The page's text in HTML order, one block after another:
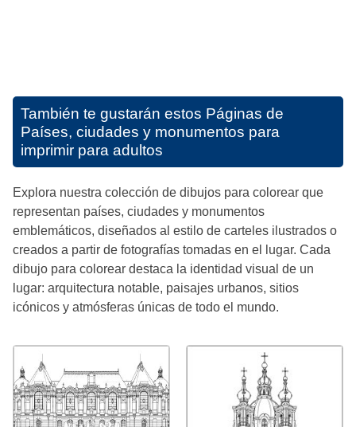
También te gustarán estos Páginas de
Países, ciudades y monumentos para
imprimir para adultos
Explora nuestra colección de dibujos para colorear que
representan países, ciudades y monumentos
emblemáticos, diseñados al estilo de carteles ilustrados o
creados a partir de fotografías tomadas en el lugar. Cada
dibujo para colorear destaca la identidad visual de un
lugar: arquitectura notable, paisajes urbanos, sitios
icónicos y atmósferas únicas de todo el mundo.